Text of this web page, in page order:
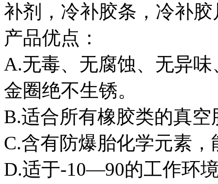
补剂，冷补胶条，冷补胶
产品优点：
A.无毒、无腐蚀、无异
金圈绝不生锈。
B.适合所有橡胶类的真
C.含有防爆胎化学元素
D.适于-10—90的工作环